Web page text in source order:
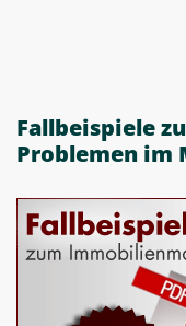
Fallbeispiele
Problemen im